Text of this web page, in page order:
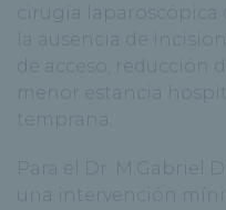
cirugía laparoscópica
la ausencia de
de acceso; reducción
menor estancia
temprana.
Para el Dr. M.Gabriel
una intervención